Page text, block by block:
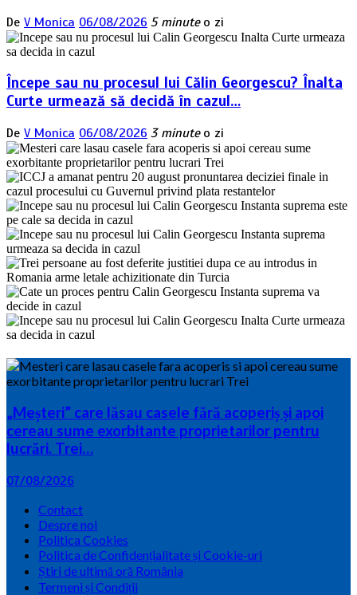
De V Monica 06/08/2026 5 minute o zi
Începe sau nu procesul lui Călin Georgescu? Înalta
Curte urmează să decidă în cazul…
De V Monica 06/08/2026 3 minute o zi
„Meșteri” care lăsau casele fără acoperiș și apoi
cereau sume exorbitante proprietarilor pentru
lucrări. Trei…
07/08/2026
Contact
Despre noi
Politica Cookies
Politica de Confidențialitate și Cookie-uri
Știri de ultimă oră România
Termeni și Condiții